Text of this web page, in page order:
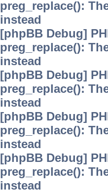
preg_replace():
instead
[phpBB Debug]
preg_replace():
instead
[phpBB Debug]
preg_replace():
instead
[phpBB Debug]
preg_replace():
instead
[phpBB Debug]
preg_replace():
instead